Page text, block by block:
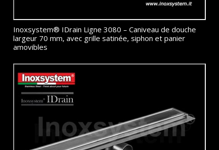
Inoxsystem® IDrain Ligne 3080 – Caniveau de douche
largeur 70 mm, avec grille satinée, siphon et panier
amovibles